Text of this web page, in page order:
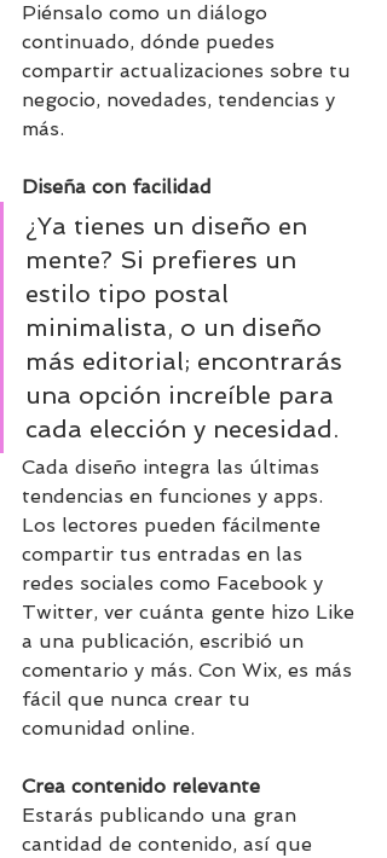
Piénsalo como un diálogo
continuado, dónde puedes
compartir actualizaciones sobre tu
negocio, novedades, tendencias y
más.
Diseña con facilidad
¿Ya tienes un diseño en
mente? Si prefieres un
estilo tipo postal
minimalista, o un diseño
más editorial; encontrarás
una opción increíble para
cada elección y necesidad.
Cada diseño integra las últimas
tendencias en funciones y apps.
Los lectores pueden fácilmente
compartir tus entradas en las
redes sociales como Facebook y
Twitter, ver cuánta gente hizo Like
a una publicación, escribió un
comentario y más. Con Wix, es más
fácil que nunca crear tu
comunidad online.
Crea contenido relevante
Estarás publicando una gran
cantidad de contenido, así que